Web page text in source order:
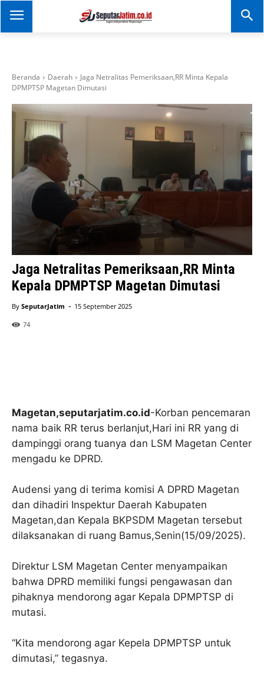
SEPUTAR JATIM
Portal Informasi Dan
Beranda Daerah
Jaga Netralitas Pemeriksaan,RR Minta Kepala
DPMPTSP Magetan Dimutasi
Jaga Netralitas Pemeriksaan,RR Minta
Kepala DPMPTSP Magetan Dimutasi
By SeputarJatim - 15 September 2025
74
Magetan,seputarjatim.co.id-Korban pencemaran
nama baik RR terus berlanjut,Hari ini RR yang di
dampinggi orang tuanya dan LSM Magetan Center
mengadu ke DPRD.
Audensi yang di terima komisi A DPRD Magetan
dan dihadiri Inspektur Daerah Kabupaten
Magetan,dan Kepala BKPSDM Magetan tersebut
dilaksanakan di ruang Bamus,Senin(15/09/2025).
Direktur LSM Magetan Center menyampaikan
bahwa DPRD memiliki fungsi pengawasan dan
pihaknya mendorong agar Kepala DPMPTSP di
mutasi.
“Kita mendorong agar Kepela DPMPTSP untuk
dimutasi,” tegasnya.